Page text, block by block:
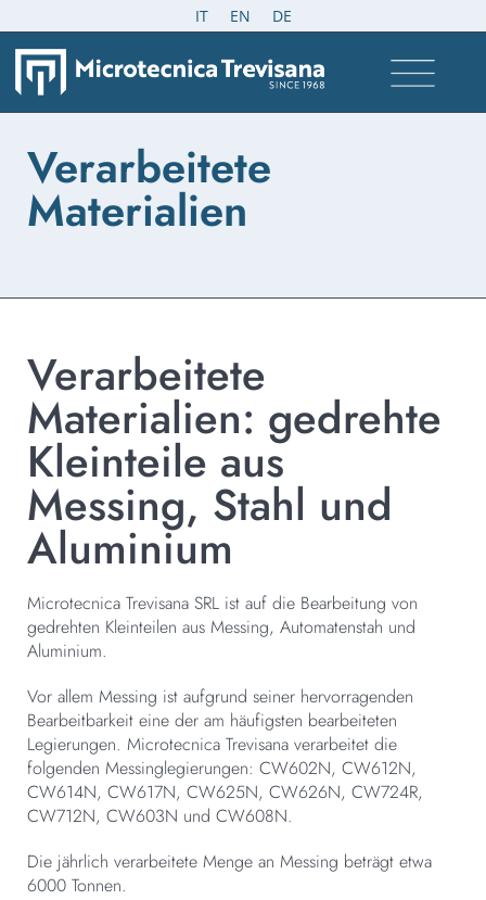
IT EN DE
Verarbeitete
Materialien
Verarbeitete
Materialien: gedrehte
Kleinteile aus
Messing, Stahl und
Aluminium
Microtecnica Trevisana SRL ist auf die Bearbeitung von
gedrehten Kleinteilen aus Messing, Automatenstah und
Aluminium.
Vor allem Messing ist aufgrund seiner hervorragenden
Bearbeitbarkeit eine der am häufigsten bearbeiteten
Legierungen. Microtecnica Trevisana verarbeitet die
folgenden Messinglegierungen: CW602N, CW612N,
CW614N, CW617N, CW625N, CW626N, CW724R,
CW712N, CW603N und CW608N.
Die jährlich verarbeitete Menge an Messing beträgt etwa
6000 Tonnen.